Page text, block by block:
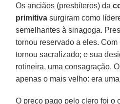
Os anciãos (presbíteros) da
primitiva surgiram como
semelhantes à sinagoga.
tornou reservado a eles.
tornou sacralizado; e sua
rotineira, uma consagração.
apenas o mais velho: era
O preço pago pelo clero foi o